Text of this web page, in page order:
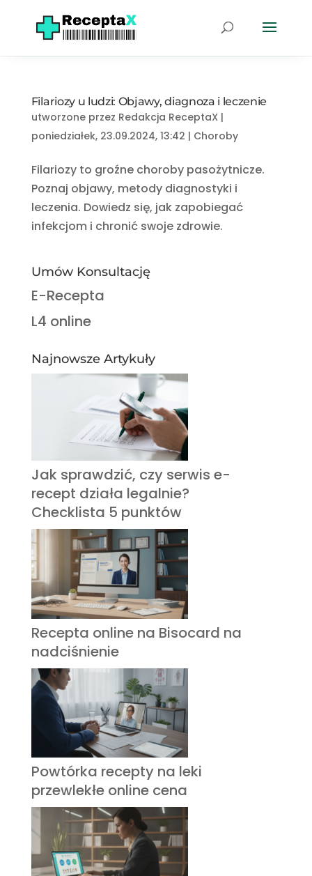
Filariozy u ludzi: Objawy, diagnoza i leczenie
utworzone przez Redakcja ReceptaX|
poniedziałek, 23.09.2024, 13:42 | Choroby
Filariozy to groźne choroby pasożytnicze.
Poznaj objawy, metody diagnostyki i
leczenia. Dowiedz się, jak zapobiegać
infekcjom i chronić swoje zdrowie.
Umów Konsultację
E-Recepta
L4 online
Najnowsze Artykuły
Jak sprawdzić, czy serwis e-
recept działa legalnie?
Checklista 5 punktów
Recepta online na Bisocard na
nadciśnienie
Powtórka recepty na leki
przewlekłe online cena